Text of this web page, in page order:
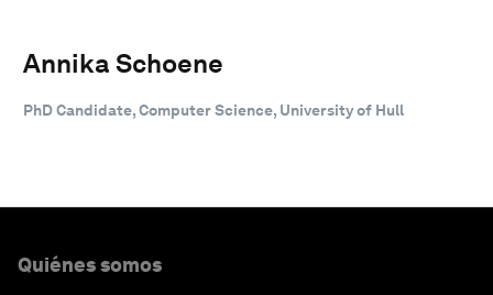
Annika Schoene
PhD Candidate, Computer Science, University of Hull
Quiénes somos